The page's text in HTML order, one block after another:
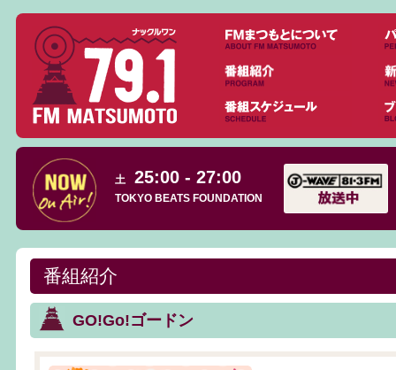
土 25:00 - 27:00
TOKYO BEATS FOUNDATION
番組紹介
GO!Go!ゴードン